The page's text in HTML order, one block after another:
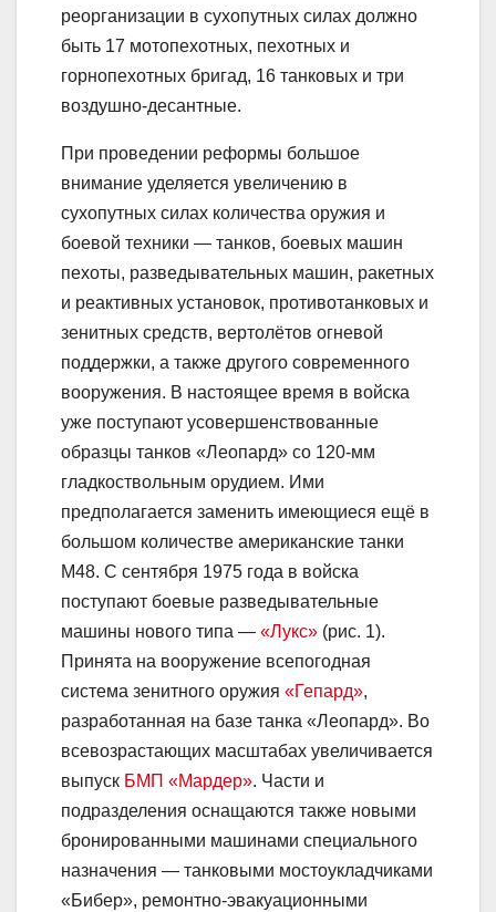
реорганизации в сухопутных силах должно
быть 17 мотопехотных, пехотных и
горнопехотных бригад, 16 танковых и три
воздушно-десантные.
При проведении реформы большое
внимание уделяется увеличению в
сухопутных силах количества оружия и
боевой техники — танков, боевых машин
пехоты, разведывательных машин, ракетных
и реактивных установок, противотанковых и
зенитных средств, вертолётов огневой
поддержки, а также другого современного
вооружения. В настоящее время в войска
уже поступают усовершенствованные
образцы танков «Леопард» со 120-мм
гладкоствольным орудием. Ими
предполагается заменить имеющиеся ещё в
большом количестве американские танки
М48. С сентября 1975 года в войска
поступают боевые разведывательные
машины нового типа — «Лукс» (рис. 1).
Принята на вооружение всепогодная
система зенитного оружия «Гепард»,
разработанная на базе танка «Леопард». Во
всевозрастающих масштабах увеличивается
выпуск БМП «Мардер». Части и
подразделения оснащаются также новыми
бронированными машинами специального
назначения — танковыми мостоукладчиками
«Бибер», ремонтно-эвакуационными